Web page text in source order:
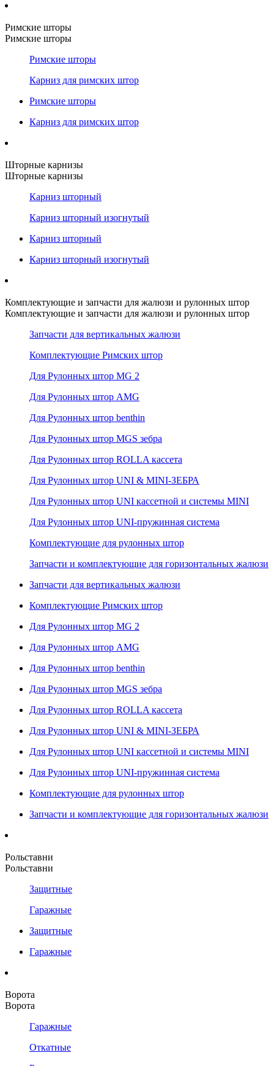
Римские шторы
Римские шторы
Римские шторы
Карниз для римских штор
Римские шторы
Карниз для римских штор
Шторные карнизы
Шторные карнизы
Карниз шторный
Карниз шторный изогнутый
Карниз шторный
Карниз шторный изогнутый
Комплектующие и запчасти для жалюзи и рулонных штор
Комплектующие и запчасти для жалюзи и рулонных штор
Запчасти для вертикальных жалюзи
Комплектующие Римских штор
Для Рулонных штор MG 2
Для Рулонных штор AMG
Для Рулонных штор benthin
Для Рулонных штор MGS зебра
Для Рулонных штор ROLLA кассета
Для Рулонных штор UNI & MINI-ЗЕБРА
Для Рулонных штор UNI кассетной и системы MINI
Для Рулонных штор UNI-пружинная система
Комплектующие для рулонных штор
Запчасти и комплектующие для горизонтальных жалюзи
Запчасти для вертикальных жалюзи
Комплектующие Римских штор
Для Рулонных штор MG 2
Для Рулонных штор AMG
Для Рулонных штор benthin
Для Рулонных штор MGS зебра
Для Рулонных штор ROLLA кассета
Для Рулонных штор UNI & MINI-ЗЕБРА
Для Рулонных штор UNI кассетной и системы MINI
Для Рулонных штор UNI-пружинная система
Комплектующие для рулонных штор
Запчасти и комплектующие для горизонтальных жалюзи
Рольставни
Рольставни
Защитные
Гаражные
Защитные
Гаражные
Ворота
Ворота
Гаражные
Откатные